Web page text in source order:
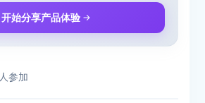
开始分享产品体验
人参加